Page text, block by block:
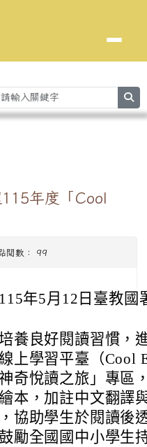
年度「Cool
閱數： 99
年5月12日臺教國
養良好閱讀習慣，
上學習平臺（Cool
奇悅讀之旅」專區
本，加註中文翻譯
協助學生於閱讀後
勵全國國中小學生